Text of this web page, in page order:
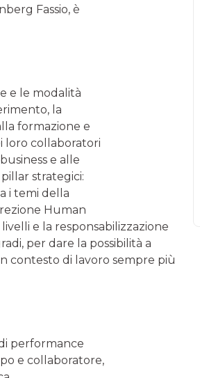
Fassio, è
e le modalità
la
formazione e
loro collaboratori
e alle
strategici:
i temi della
Human
e la responsabilizzazione
per dare la possibilità a
contesto di lavoro sempre più
performance
e collaboratore,